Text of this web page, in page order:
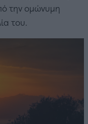
την ομώνυμη
του.